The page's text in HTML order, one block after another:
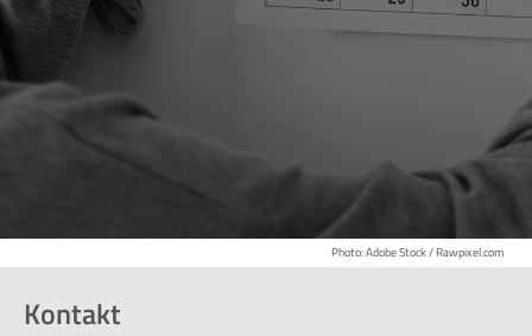
Photo: Adobe Stock / Rawpixel.com
Kontakt